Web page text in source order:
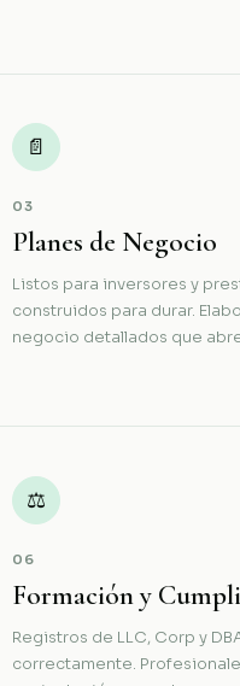
📄
03
Planes de Negocio
Listos para inversores y
construidos para durar.
negocio detallados que
⚖
06
Formación y
Registros de LLC, Corp y
correctamente.